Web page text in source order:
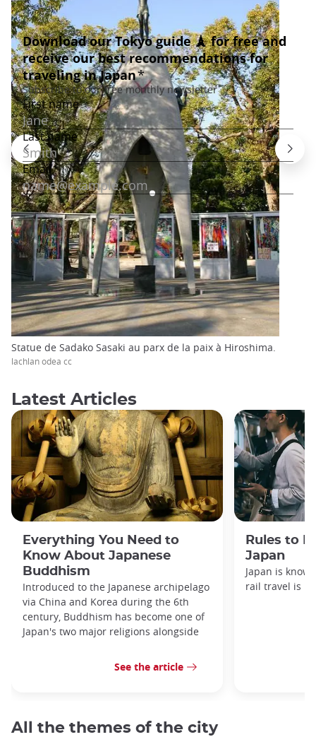
Statue de Sadako Sasaki au parx de la paix à Hiroshima.
lachlan odea cc
Latest Articles
Everything You Need to
Know About Japanese
Buddhism
Introduced to the Japanese archipelago
via China and Korea during the 6th
century, Buddhism has become one of
Japan's two major religions alongside
See the article
Rules to
Japan
Japan is
rail travel is
All the themes of the city